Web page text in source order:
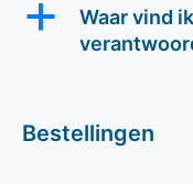
a
Waar vind
Bestellingen